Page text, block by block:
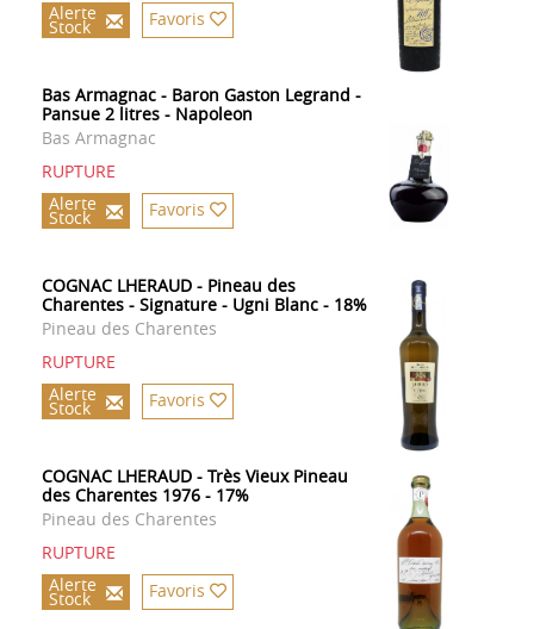
Alerte
Stock Favoris
Bas Armagnac - Baron Gaston Legrand -
Pansue 2 litres - Napoleon
Bas Armagnac
RUPTURE
Alerte
Stock Favoris
COGNAC LHERAUD - Pineau des
Charentes - Signature - Ugni Blanc - 18%
Pineau des Charentes
RUPTURE
Alerte
Stock Favoris
COGNAC LHERAUD - Très Vieux Pineau
des Charentes 1976 - 17%
Pineau des Charentes
RUPTURE
Alerte
Stock Favoris